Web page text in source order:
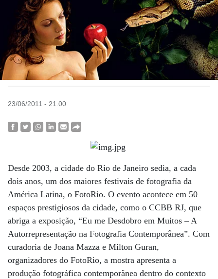
23/06/2011 - 21:00
Desde 2003, a cidade do Rio de Janeiro sedia, a cada
dois anos, um dos maiores festivais de fotografia da
América Latina, o FotoRio. O evento acontece em 50
espaços prestigiosos da cidade, como o CCBB RJ, que
abriga a exposição, “Eu me Desdobro em Muitos – A
Autorrepresentação na Fotografia Contemporânea”. Com
curadoria de Joana Mazza e Milton Guran,
organizadores do FotoRio, a mostra apresenta a
produção fotográfica contemporânea dentro do contexto